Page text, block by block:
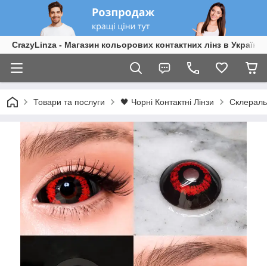
CrazyLinza - Магазин кольорових контактних лінз в Україні
Товари та послуги 🖤 Чорні Контактні Лінзи